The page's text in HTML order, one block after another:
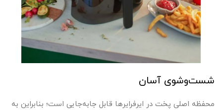
شست‌وشوی آسان
محفظه اصلی پخت در ایرفرایرها قابل جابه‌جایی است؛ بنابراین به